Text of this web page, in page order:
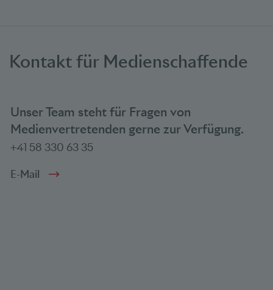
Kontakt für Medienschaffende
Unser Team steht für Fragen von
Medienvertretenden gerne zur Verfügung.
+41 58 330 63 35
E-Mail